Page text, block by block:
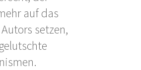
auf das
setzen,